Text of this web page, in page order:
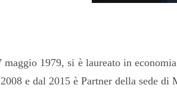
1979, si è laureato in
e dal 2015 è Partner della sede di